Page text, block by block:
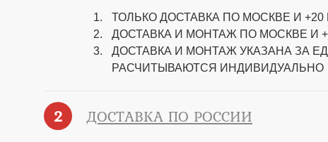
ТОЛЬКО ДОСТАВКА ПО МОСКВЕ И +20
ДОСТАВКА И МОНТАЖ ПО МОСКВЕ И
ДОСТАВКА И МОНТАЖ УКАЗАНА ЗА
РАСЧИТЫВАЮТСЯ ИНДИВИДУАЛЬНО
2 ДОСТАВКА ПО РОССИИ